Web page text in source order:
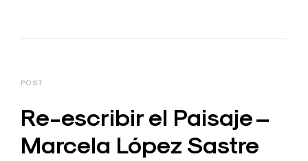
POST
Re-escribir el Paisaje –
Marcela López Sastre